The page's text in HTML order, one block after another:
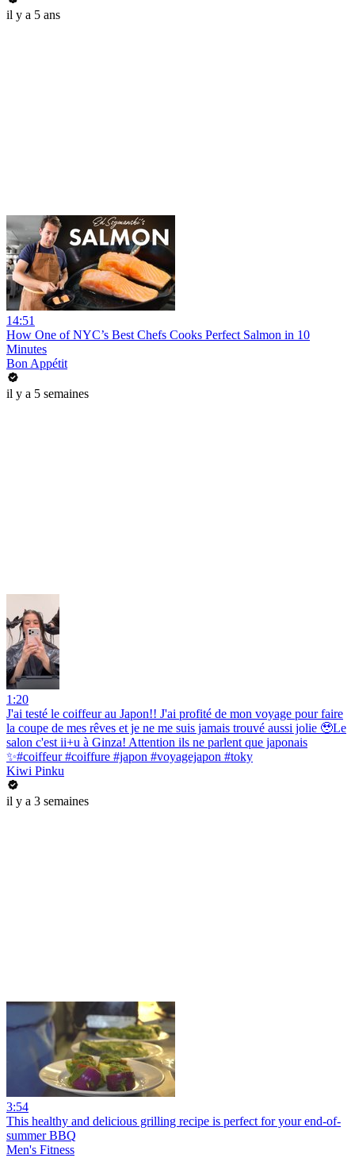
il y a 5 ans
14:51
How One of NYC’s Best Chefs Cooks Perfect Salmon in 10
Minutes
Bon Appétit
il y a 5 semaines
1:20
J'ai testé le coiffeur au Japon!! J'ai profité de mon voyage pour faire
la coupe de mes rêves et je ne me suis jamais trouvé aussi jolie 🥹Le
salon c'est ii+u à Ginza! Attention ils ne parlent que japonais
✨#coiffeur #coiffure #japon #voyagejapon #toky
Kiwi Pinku
il y a 3 semaines
3:54
This healthy and delicious grilling recipe is perfect for your end-of-
summer BBQ
Men's Fitness